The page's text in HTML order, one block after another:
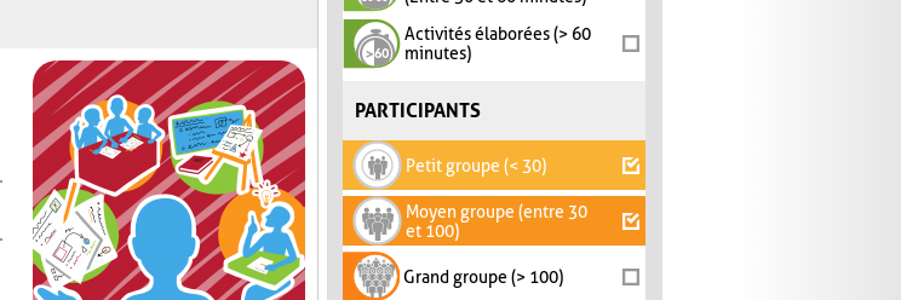
Activités élaborées (> 60
minutes)
PARTICIPANTS
Petit groupe (< 30)
Moyen groupe (entre 30
et 100)
Grand groupe (> 100)